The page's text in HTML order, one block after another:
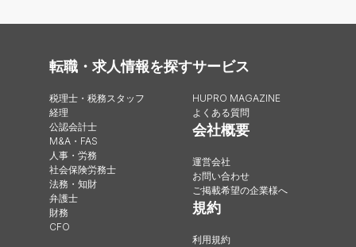
転職・求人情報を探す
税理士・税務スタッフ
経理
公認会計士
M&A・FAS
人事・労務
社会保険労務士
法務・知財
弁護士
財務
CFO
サービス
HUPRO MAGAZINE
よくある質問
会社概要
運営会社
お問い合わせ
ご掲載希望の企業様へ
規約
利用規約